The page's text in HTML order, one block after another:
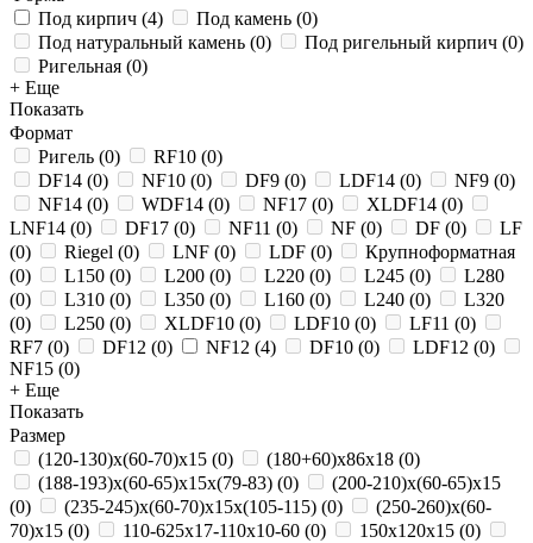
Под кирпич (4) Под камень (0)
Под натуральный камень (0) Под ригельный кирпич (0)
Ригельная (0)
+ Еще
Показать
Формат
Ригель (0) RF10 (0)
DF14 (0) NF10 (0) DF9 (0) LDF14 (0) NF9 (0)
NF14 (0) WDF14 (0) NF17 (0) XLDF14 (0)
LNF14 (0) DF17 (0) NF11 (0) NF (0) DF (0)
LF
(0) Riegel (0) LNF (0) LDF (0)
Крупноформатная
(0) L150 (0) L200 (0) L220 (0) L245 (0)
L280
(0) L310 (0) L350 (0) L160 (0) L240 (0)
L320
(0) L250 (0) XLDF10 (0) LDF10 (0) LF11 (0)
RF7 (0) DF12 (0) NF12 (4) DF10 (0) LDF12 (0)
NF15 (0)
+ Еще
Показать
Размер
(120-130)х(60-70)х15 (0) (180+60)х86х18 (0)
(188-193)х(60-65)х15х(79-83) (0)
(200-210)х(60-65)х15
(0) (235-245)х(60-70)х15х(105-115) (0)
(250-260)х(60-
70)х15 (0) 110-625x17-110x10-60 (0) 150x120x15 (0)